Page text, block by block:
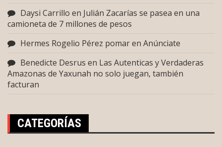
Daysi Carrillo en Julián Zacarías se pasea en una
camioneta de 7 millones de pesos
Hermes Rogelio Pérez pomaren Anúnciate
Benedicte Desrus en Las Autenticas y Verdaderas
Amazonas de Yaxunah no solo juegan, también
facturan
CATEGORÍAS